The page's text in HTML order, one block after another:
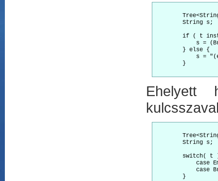
        String s;
if ( t
s =
        } else {
s =
        }
Ehelyett
        String s;
switch( t
case
case
        }